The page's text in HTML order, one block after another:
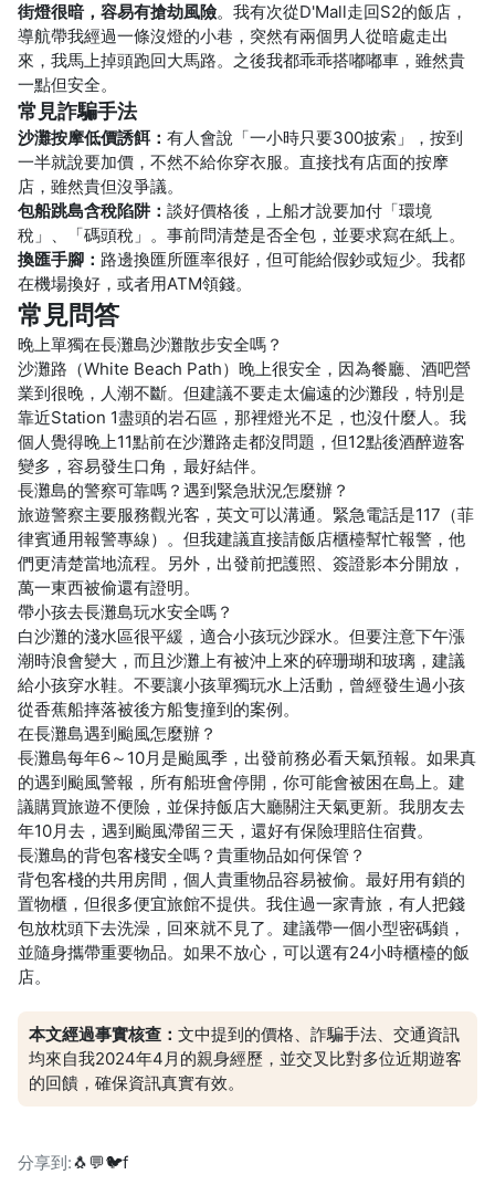
街燈很暗，容易有搶劫風險。我有次從D'Mall走回S2的飯店，
導航帶我經過一條沒燈的小巷，突然有兩個男人從暗處走出
來，我馬上掉頭跑回大馬路。之後我都乖乖搭嘟嘟車，雖然貴
一點但安全。
常見詐騙手法
沙灘按摩低價誘餌： 有人會說「一小時只要300披索」，按到
一半就說要加價，不然不給你穿衣服。直接找有店面的按摩
店，雖然貴但沒爭議。
包船跳島含稅陷阱： 談好價格後，上船才說要加付「環境
稅」、「碼頭稅」。事前問清楚是否全包，並要求寫在紙上。
換匯手腳： 路邊換匯所匯率很好，但可能給假鈔或短少。我都
在機場換好，或者用ATM領錢。
常見問答
晚上單獨在長灘島沙灘散步安全嗎？
沙灘路（White Beach Path）晚上很安全，因為餐廳、酒吧營
業到很晚，人潮不斷。但建議不要走太偏遠的沙灘段，特別是
靠近Station 1盡頭的岩石區，那裡燈光不足，也沒什麼人。我
個人覺得晚上11點前在沙灘路走都沒問題，但12點後酒醉遊客
變多，容易發生口角，最好結伴。
長灘島的警察可靠嗎？遇到緊急狀況怎麼辦？
旅遊警察主要服務觀光客，英文可以溝通。緊急電話是117（菲
律賓通用報警專線）。但我建議直接請飯店櫃檯幫忙報警，他
們更清楚當地流程。另外，出發前把護照、簽證影本分開放，
萬一東西被偷還有證明。
帶小孩去長灘島玩水安全嗎？
白沙灘的淺水區很平緩，適合小孩玩沙踩水。但要注意下午漲
潮時浪會變大，而且沙灘上有被沖上來的碎珊瑚和玻璃，建議
給小孩穿水鞋。不要讓小孩單獨玩水上活動，曾經發生過小孩
從香蕉船摔落被後方船隻撞到的案例。
在長灘島遇到颱風怎麼辦？
長灘島每年6～10月是颱風季，出發前務必看天氣預報。如果真
的遇到颱風警報，所有船班會停開，你可能會被困在島上。建
議購買旅遊不便險，並保持飯店大廳關注天氣更新。我朋友去
年10月去，遇到颱風滯留三天，還好有保險理賠住宿費。
長灘島的背包客棧安全嗎？貴重物品如何保管？
背包客棧的共用房間，個人貴重物品容易被偷。最好用有鎖的
置物櫃，但很多便宜旅館不提供。我住過一家青旅，有人把錢
包放枕頭下去洗澡，回來就不見了。建議帶一個小型密碼鎖，
並隨身攜帶重要物品。如果不放心，可以選有24小時櫃檯的飯
店。
本文經過事實核查： 文中提到的價格、詐騙手法、交通資訊
均來自我2024年4月的親身經歷，並交叉比對多位近期遊客
的回饋，確保資訊真實有效。
分享到:🐧💬🐦f